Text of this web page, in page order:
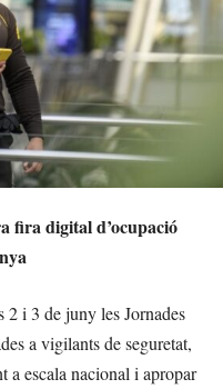
fira digital d’ocupació
2 i 3 de juny les Jornades
a vigilants de seguretat,
a escala nacional i apropar